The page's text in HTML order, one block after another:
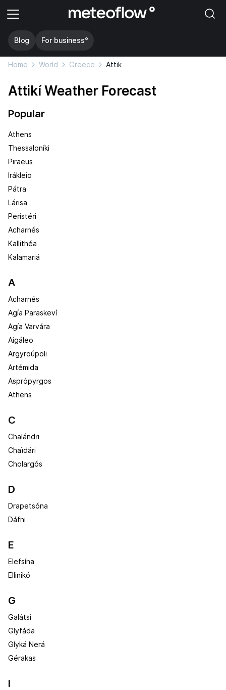
Blog For business°
Home World Greece Attik
Attikí Weather Forecast
Popular
Athens
Thessaloníki
Piraeus
Irákleio
Pátra
Lárisa
Peristéri
Acharnés
Kallithéa
Kalamariá
A
Acharnés
Agía Paraskeví
Agía Varvára
Aigáleo
Argyroúpoli
Artémida
Asprópyrgos
Athens
C
Chalándri
Chaïdári
Cholargós
D
Drapetsóna
Dáfni
E
Elefsína
Ellinikó
G
Galátsi
Glyfáda
Glyká Nerá
Gérakas
I